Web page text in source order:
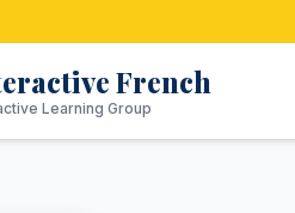
French
Learning Group